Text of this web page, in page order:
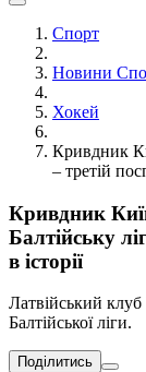
Спорт
Новини
Хокей
Кривдник
– третій
Кривдник
Балтійську
в історії
Латвійський
Балтійської ліги.
Поділитись